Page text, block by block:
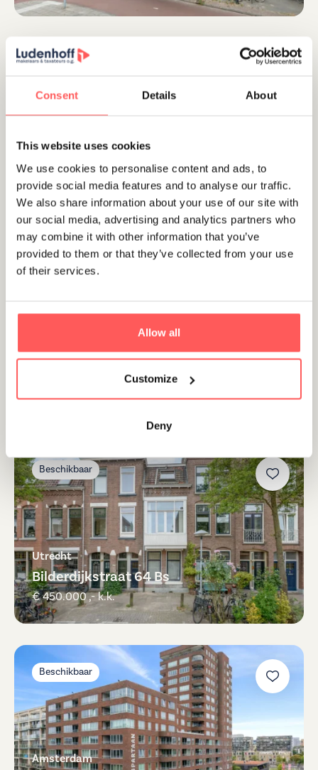
Consent Details About
This website uses cookies
We use cookies to personalise content and ads, to
provide social media features and to analyse our traffic.
We also share information about your use of our site with
our social media, advertising and analytics partners who
may combine it with other information that you’ve
provided to them or that they’ve collected from your use
of their services.
Allow all
Customize
Deny
Beschikbaar
Amsterdam
Oudezijds Achterburgwal 129 D
€ 379.000 ,- k.k.
Beschikbaar
Utrecht
Pieterskerkhof 19 A
Beschikbaar
Utrecht
Bilderdijkstraat 64 Bs
€ 450.000 ,- k.k.
Beschikbaar
Amsterdam